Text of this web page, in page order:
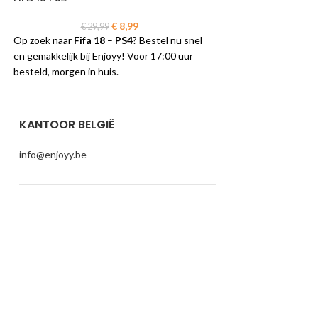
€29,99 €8,99
Op zoek naar Fifa 18 – PS4? Bestel nu snel
en gemakkelijk bij Enjoyy! Voor 17:00 uur
besteld, morgen in huis.
KANTOOR BELGIË
info@enjoyy.be